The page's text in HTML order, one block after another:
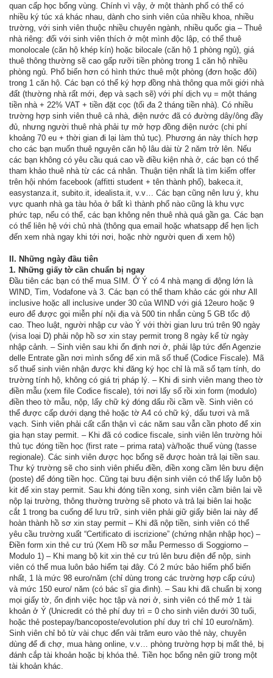
quan cấp học bổng vùng. Chính vì vậy, ở một thành phố có thể có
nhiều ký túc xá khác nhau, dành cho sinh viên của nhiều khoa, nhiều
trường, với sinh viên thuộc nhiều chuyên ngành, nhiều quốc gia – Thuê
nhà riêng: đối với sinh viên thích ở một mình độc lập, có thể thuê
monolocale (căn hộ khép kín) hoặc bilocale (căn hộ 1 phòng ngủ), giá
thuê thông thường sẽ cao gấp rưỡi tiền phòng trong 1 căn hộ nhiều
phòng ngủ. Phổ biến hơn có hình thức thuê một phòng (đơn hoặc đôi)
trong 1 căn hộ. Các bạn có thể ký hợp đồng nhà thông qua môi giới nhà
đất (thường nhà rất mới, đẹp và sạch sẽ) với phí dịch vụ = một tháng
tiền nhà + 22% VAT + tiền đặt cọc (tối đa 2 tháng tiền nhà). Có nhiều
trường hợp sinh viên thuê cả nhà, điện nước đã có đường dây/ông đầy
đủ, nhưng người thuê nhà phải tự mở hợp đồng điện nước (chi phí
khoảng 70 eu + thời gian đi lại làm thủ tục). Phương án này thích hợp
cho các bạn muốn thuê nguyên căn hộ lâu dài từ 2 năm trở lên. Nếu
các bạn không có yêu cầu quá cao về điều kiện nhà ở, các bạn có thể
tham khảo thuê nhà từ các cá nhân. Thuận tiện nhất là tìm kiếm offer
trên hội nhóm facebook (affitti student + tên thành phố), bakeca.it,
easystanza.it, subito.it, idealista.it, v.v… Các bạn cũng nên lưu ý, khu
vực quanh nhà ga tàu hỏa ở bất kì thành phố nào cũng là khu vực
phức tạp, nếu có thể, các bạn không nên thuê nhà quá gần ga. Các bạn
có thể liên hệ với chủ nhà (thông qua email hoặc whatsapp để hẹn lịch
đến xem nhà ngay khi tới nơi, hoặc nhờ người quen đi xem hộ)
II. Những ngày đầu tiên
1. Những giấy tờ cần chuẩn bị ngay
Đầu tiên các bạn có thể mua SIM. Ở Ý có 4 nhà mạng di động lớn là
WIND, Tim, Vodafone và 3. Các bạn có thể tham khảo các gói như All
inclusive hoặc all inclusive under 30 của WIND với giá 12euro hoặc 9
euro để được gọi miễn phí nội địa và 500 tin nhắn cùng 5 GB tốc độ
cao. Theo luật, người nhập cư vào Ý với thời gian lưu trú trên 90 ngày
(visa loại D) phải nộp hồ sơ xin stay permit trong 8 ngày kể từ ngày
nhập cảnh. – Sinh viên sau khi ổn định nơi ở, phải lập tức đến Agenzie
delle Entrate gần nơi mình sống để xin mã số thuế (Codice Fiscale). Mã
số thuế sinh viên nhận được khi đăng ký học chỉ là mã số tạm tính, do
trường tính hộ, không có giá trị pháp lý. – Khi đi sinh viên mang theo tờ
điền mẫu (xem file Codice fiscale), tới nơi lấy số rồi xin form (modulo)
điền theo tờ mẫu, nộp, lấy chữ ký đóng dấu rồi cầm về. Sinh viên có
thể được cấp dưới dạng thẻ hoặc tờ A4 có chữ ký, dấu tươi và mã
vạch. Sinh viên phải cất cẩn thận vì các năm sau vẫn cần photo để xin
gia hạn stay permit. – Khi đã có codice fiscale, sinh viên lên trường hỏi
thủ tục đóng tiền học (first rate – prima rata) và/hoặc thuế vùng (tasse
regionale). Các sinh viên được học bổng sẽ được hoàn trả lại tiền sau.
Thư ký trường sẽ cho sinh viên phiếu điền, điền xong cầm lên bưu điện
(poste) để đóng tiền học. Cũng tại bưu điện sinh viên có thể lấy luôn bộ
kit để xin stay permit. Sau khi đóng tiền xong, sinh viên cầm biên lai về
nộp lại trường, thông thường trường sẽ photo và trả lại biên lai hoặc
cắt 1 trong ba cuống để lưu trữ, sinh viên phải giữ giấy biên lai này để
hoàn thành hồ sơ xin stay permit – Khi đã nộp tiền, sinh viên có thể
yêu cầu trường xuất “Certificato di iscrizione” (chứng nhận nhập học) –
Điền form xin thẻ cư trú (Xem Hồ sơ mẫu Permesso di Soggiorno –
Modulo 1) – Khi mang bộ kit xin thẻ cư trú lên bưu điện để nộp, sinh
viên có thể mua luôn bảo hiểm tại đây. Có 2 mức bảo hiểm phổ biến
nhất, 1 là mức 98 euro/năm (chỉ dùng trong các trường hợp cấp cứu)
và mức 150 euro/ năm (có bác sĩ gia đình). – Sau khi đã chuẩn bị xong
mọi giấy tờ, ổn định việc học tập và nơi ở, sinh viên có thể mở 1 tài
khoản ở Ý (Unicredit có thẻ phí duy trì = 0 cho sinh viên dưới 30 tuổi,
hoặc thẻ postepay/bancoposte/evolution phí duy trì chỉ 10 euro/năm).
Sinh viên chỉ bỏ từ vài chục đến vài trăm euro vào thẻ này, chuyên
dùng để đi chợ, mua hàng online, v.v… phòng trường hợp bị mất thẻ, bị
đánh cắp tài khoản hoặc bị khóa thẻ. Tiền học bổng nên giữ trong một
tài khoản khác.